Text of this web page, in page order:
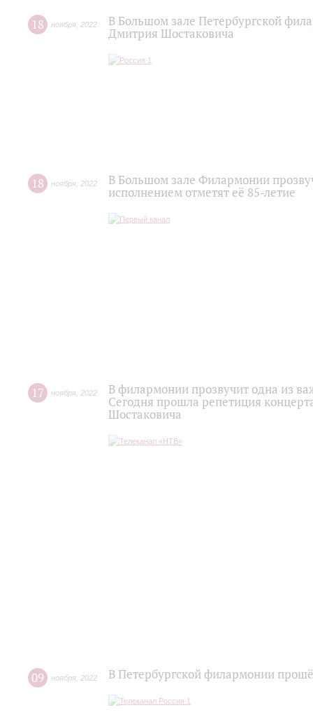
18 ноября 2022
В Большом зале Петербургской
Дмитрия Шостаковича
18 ноября 2022
В Большом зале Филармонии
исполнением отметят её 85-летие
17 ноября 2022
В филармонии прозвучит одна из
Сегодня прошла репетиция
Шостаковича
09 ноября 2022 В Петербургской филармонии